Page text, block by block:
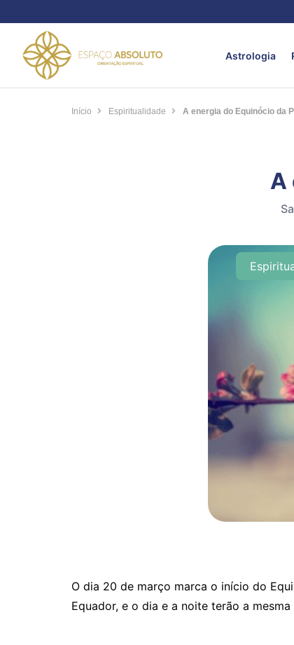
Astrologia
Início Espiritualidade A energia do Equinócio da
A
O dia 20 de março marca o início do
Equador, e o dia e a noite terão a